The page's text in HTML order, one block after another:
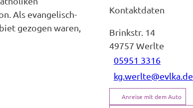
Als evangelisch-
gezogen waren,
Kontaktdaten
Brinkstr. 14
49757 Werlte
05951 3316
kg.werlte@evlka.de
Anreise mit dem Auto